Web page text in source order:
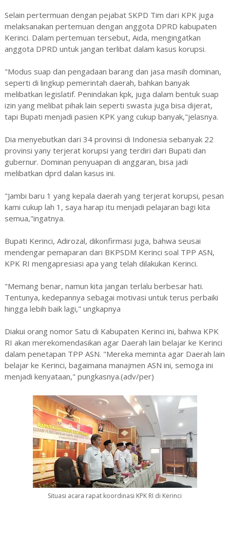
Selain pertermuan dengan pejabat SKPD Tim dari KPK juga
melaksanakan pertemuan dengan anggota DPRD kabupaten
Kerinci. Dalam pertemuan tersebut, Aida, mengingatkan
anggota DPRD untuk jangan terlibat dalam kasus korupsi.
"Modus suap dan pengadaan barang dan jasa masih dominan,
seperti di lingkup pemerintah daerah, bahkan banyak
melibatkan legislatif. Penindakan kpk, juga dalam bentuk suap
izin yang melibat pihak lain seperti swasta juga bisa dijerat,
tapi Bupati menjadi pasien KPK yang cukup banyak,"jelasnya.
Dia menyebutkan dari 34 provinsi di Indonesia sebanyak 22
provinsi yany terjerat korupsi yang terdiri dari Bupati dan
gubernur. Dominan penyuapan di anggaran, bisa jadi
melibatkan dprd dalan kasus ini.
"Jambi baru 1 yang kepala daerah yang terjerat korupsi, pesan
kami cukup lah 1, saya harap itu menjadi pelajaran bagi kita
semua,"ingatnya.
Bupati Kerinci, Adirozal, dikonfirmasi juga, bahwa seusai
mendengar pemaparan dari BKPSDM Kerinci soal TPP ASN,
KPK RI mengapresiasi apa yang telah dilakukan Kerinci.
"Memang benar, namun kita jangan terlalu berbesar hati.
Tentunya, kedepannya sebagai motivasi untuk terus perbaiki
hingga lebih baik lagi," ungkapnya
Diakui orang nomor Satu di Kabupaten Kerinci ini, bahwa KPK
RI akan merekomendasikan agar Daerah lain belajar ke Kerinci
dalam penetapan TPP ASN. "Mereka meminta agar Daerah lain
belajar ke Kerinci, bagaimana manajmen ASN ini, semoga ini
menjadi kenyataan," pungkasnya.(adv/per)
Situasi acara rapat koordinasi KPK RI di Kerinci